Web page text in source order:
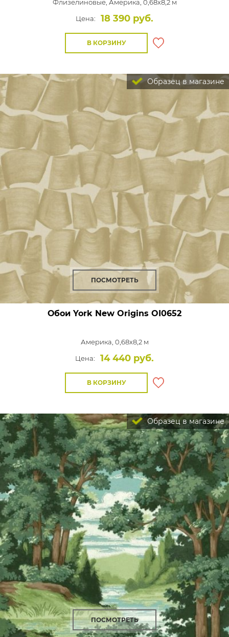
Флизелиновые, Америка, 0,68x8,2 м
Цена:
18 390 руб.
В КОРЗИНУ
Образец в магазине
ПОСМОТРЕТЬ
Обои York New Origins OI0652
Америка, 0,68x8,2 м
Цена:
14 440 руб.
В КОРЗИНУ
Образец в магазине
ПОСМОТРЕТЬ